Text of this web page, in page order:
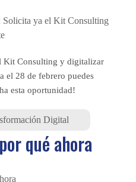
Kit Consulting y digitalizar
el 28 de febrero puedes
esta oportunidad!
Digital
qué ahora